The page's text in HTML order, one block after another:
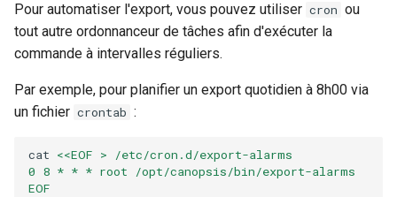
Pour automatiser l'export, vous pouvez utiliser cron ou
tout autre ordonnanceur de tâches afin d'exécuter la
commande à intervalles réguliers.
Par exemple, pour planifier un export quotidien à 8h00 via
un fichier crontab :
cat <<EOF > /etc/cron.d/export-alarms
0 8 * * * root /opt/canopsis/bin/export-alarms
EOF